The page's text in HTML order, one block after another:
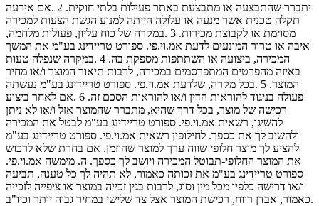
יתברר שהתבצעה או מתבצעת באתר פעילות בלתי חוקית. 2 .אם אירעה
תקלה טכנית אשר מנעה או עלולה הייתה למנוע הגשת הצעות למכירה
מסוימת או לקבוצת מכירות. 3 .במקרה של כוח עליון, פעולות מלחמה,
איבה או טרור המונעים לדעת אמ.וי.פי. ספורט טריידינג בע"מ את המשך
המכירה, ביצועה או השתתפות מספקת בה. 4 .במקרה שנפלה טעות
באיזה מהפרטים המתפרסמים במכירה, לרבות תיאור המוצר ו/או מחיר
המוצר. 5 .בכל מקרה, שלדעת אמ.וי.פי. ספורט טריידינג בע"מ נעשתה
פעולה בניגוד להוראות הדין ו/או להוראות הסכם זה. 6 .אם לאחר ביצוע
רכישה של מוצר, בכל דרך שהיא, מתברר שהמוצר אזל ו/או לא ניתן
להשיגו, רשאית אמ.וי.פי. ספורט טריידינג בע"מ לבטל את המכירה
ולהשיב לך את כספך. לחילופין רשאית אמ.וי.פי. ספורט טריידינג בע"מ
להציע לך מוצר חלופי שווה ערך למוצר שהוזמן. אם בחרת שלא לרכוש
את המוצר החלופי-תבוטל המכירה ויושב לך כספך. ה. מימשה אמ.וי.פי.
ספורט טריידינג בע"מ את זכותה כאמור, לא תהיה לך כל טענה, תביעה
ו/או דרישה כלפיו מכל מין וסוג, לרבות בגין זכייה במוצר או ציפייה לזכייה
כאמור, אבדן רווח, רכישת המוצר אצל צד שלישי במחיר גבוה יותר וכיו"ב.